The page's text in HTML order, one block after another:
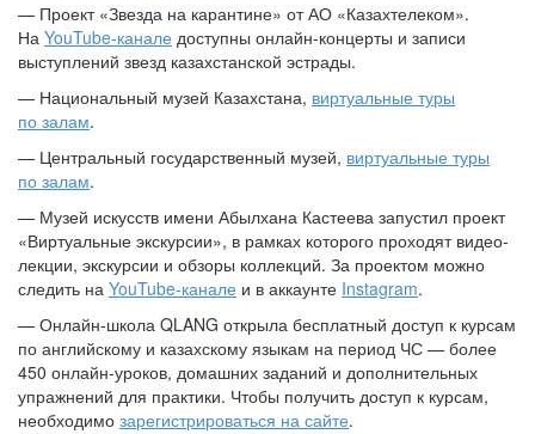
— Проект «Звезда на карантине» от АО «Казахтелеком».
На YouTube-канале доступны онлайн-концерты и записи
выступлений звезд казахстанской эстрады.
— Национальный музей Казахстана, виртуальные туры
по залам.
— Центральный государственный музей, виртуальные туры
по залам.
— Музей искусств имени Абылхана Кастеева запустил проект
«Виртуальные экскурсии», в рамках которого проходят видео-
лекции, экскурсии и обзоры коллекций. За проектом можно
следить на YouTube-канале и в аккаунте Instagram.
— Онлайн-школа QLANG открыла бесплатный доступ к курсам
по английскому и казахскому языкам на период ЧС — более
450 онлайн-уроков, домашних заданий и дополнительных
упражнений для практики. Чтобы получить доступ к курсам,
необходимо зарегистрироваться на сайте.